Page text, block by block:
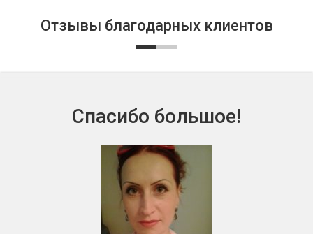
Отзывы благодарных клиентов
Спасибо большое!